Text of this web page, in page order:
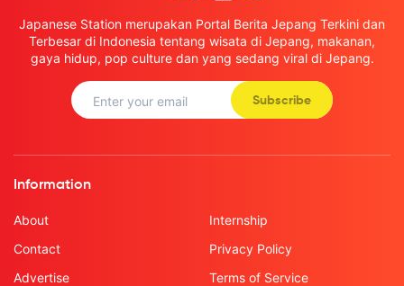
Japanese Station merupakan Portal Berita Jepang Terkini dan
Terbesar di Indonesia tentang wisata di Jepang, makanan,
gaya hidup, pop culture dan yang sedang viral di Jepang.
Subscribe
Information
About
Contact
Advertise
Internship
Privacy Policy
Terms of Service